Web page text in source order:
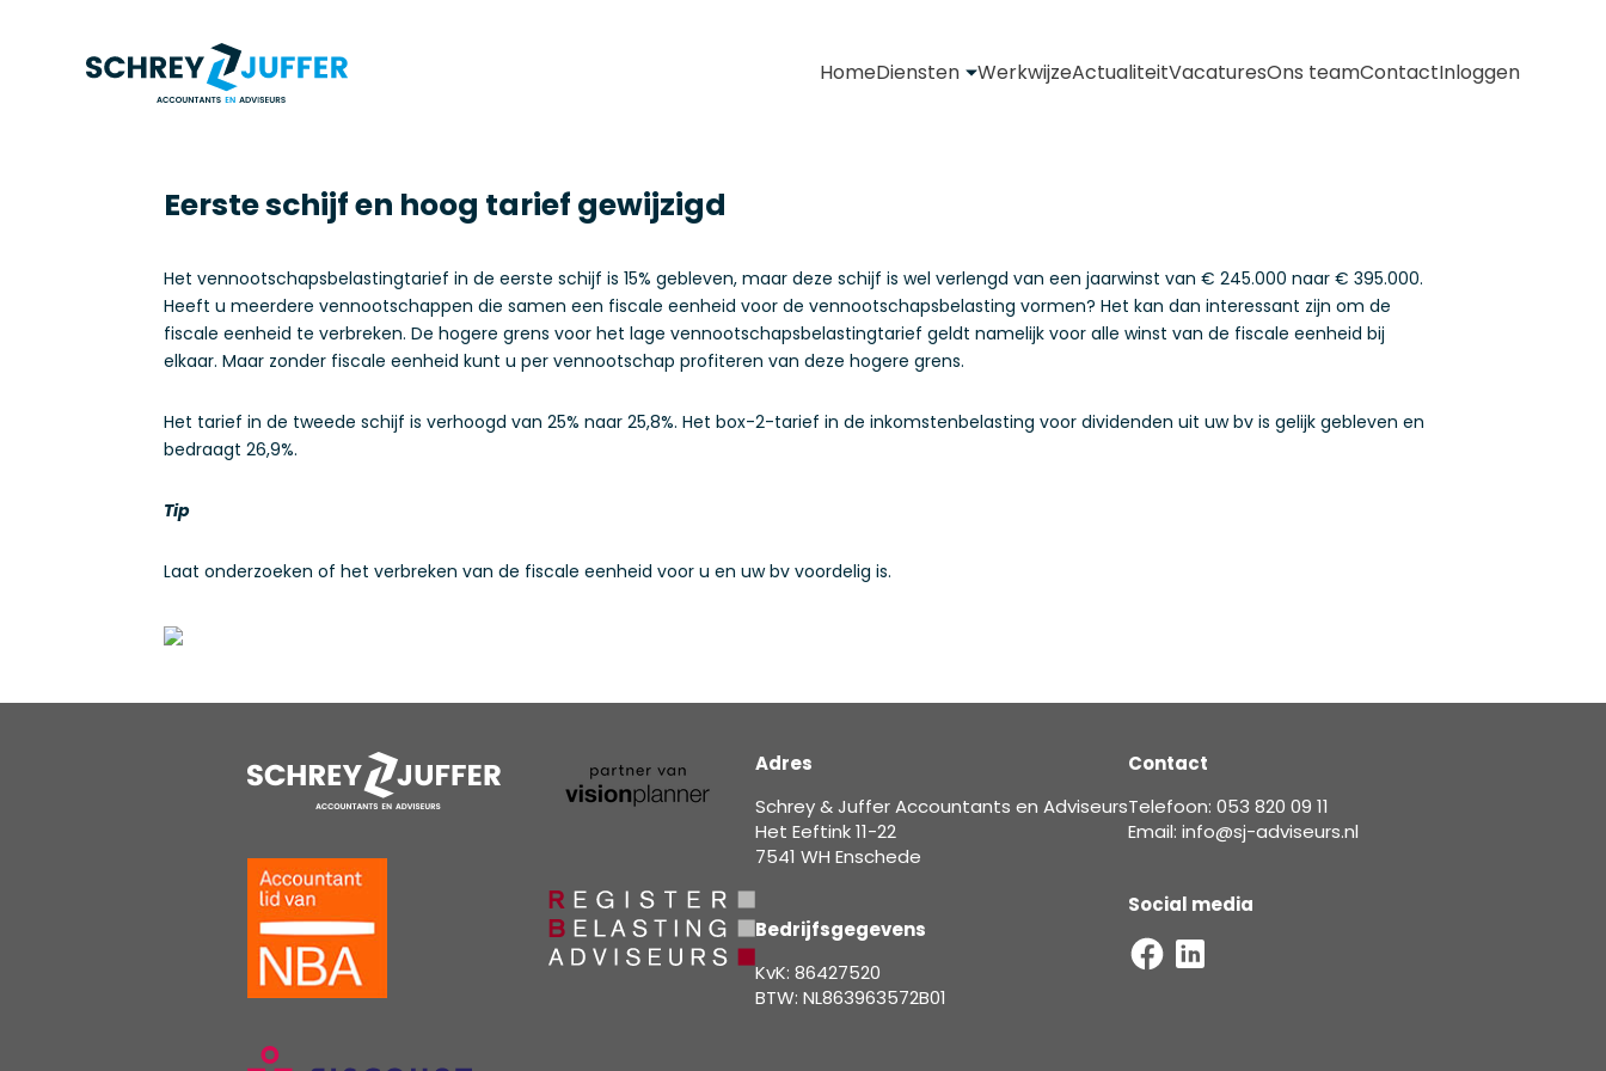
HomeDiensten WerkwijzeActualiteitVacaturesOns teamContactInloggen
Eerste schijf en hoog tarief gewijzigd
Het vennootschapsbelastingtarief in de eerste schijf is 15% gebleven, maar deze schijf is wel verlengd van een jaarwinst van € 245.000 naar € 395.000.
Heeft u meerdere vennootschappen die samen een fiscale eenheid voor de vennootschapsbelasting vormen? Het kan dan interessant zijn om de
fiscale eenheid te verbreken. De hogere grens voor het lage vennootschapsbelastingtarief geldt namelijk voor alle winst van de fiscale eenheid bij
elkaar. Maar zonder fiscale eenheid kunt u per vennootschap profiteren van deze hogere grens.
Het tarief in de tweede schijf is verhoogd van 25% naar 25,8%. Het box-2-tarief in de inkomstenbelasting voor dividenden uit uw bv is gelijk gebleven en
bedraagt 26,9%.
Tip
Laat onderzoeken of het verbreken van de fiscale eenheid voor u en uw bv voordelig is.
Adres
Schrey & Juffer Accountants en Adviseurs
Het Eeftink 11-22
7541 WH Enschede
Bedrijfsgegevens
KvK: 86427520
BTW: NL863963572B01
Contact
Telefoon: 053 820 09 11
Email: info@sj-adviseurs.nl
Social media